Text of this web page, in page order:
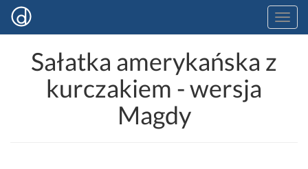
Sałatka amerykańska z
kurczakiem - wersja
Magdy